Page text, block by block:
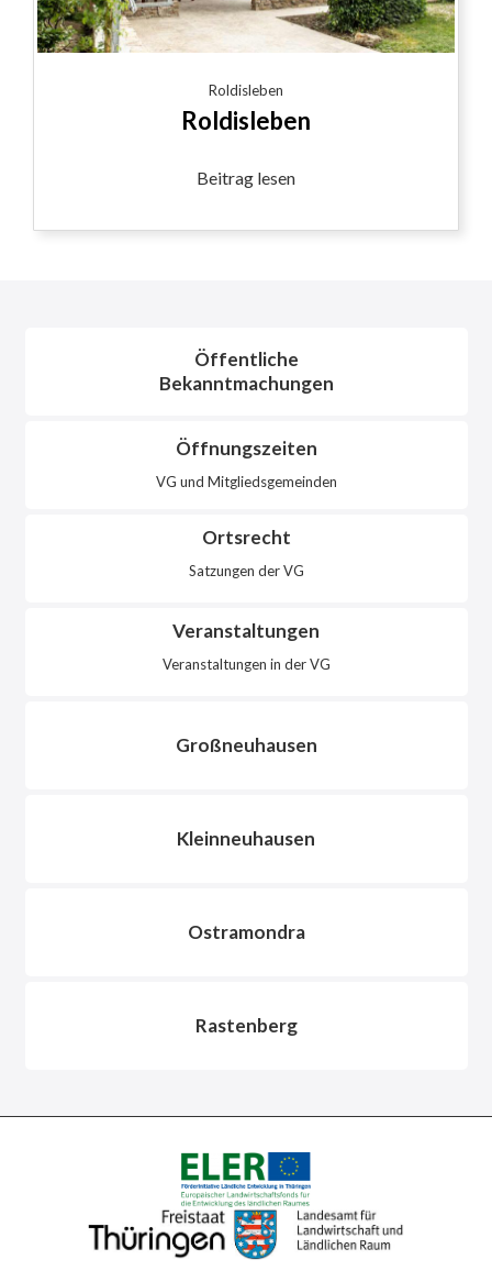
Roldisleben
Roldisleben
Beitrag lesen
Öffentliche
Bekanntmachungen
Öffnungszeiten
VG und Mitgliedsgemeinden
Ortsrecht
Satzungen der VG
Veranstaltungen
Veranstaltungen in der VG
Großneuhausen
Kleinneuhausen
Ostramondra
Rastenberg